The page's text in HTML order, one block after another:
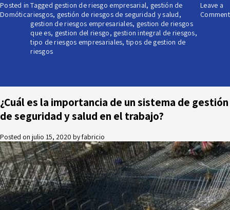
Posted in
Domótica
Tagged gestion de riesgo empresarial, gestión de
riesgos, gestión de riesgos de seguridad y salud,
gestion de riesgos empresariales, gestion de riesgos
que es, gestion del riesgo, gestion integral de riesgos,
tipo de riesgos empresariales,tipos de gestion de
riesgos
Leave a
Comment
¿Cuál es la importancia de un sistema de gestión
de seguridad y salud en el trabajo?
Posted on julio 15, 2020 byfabricio